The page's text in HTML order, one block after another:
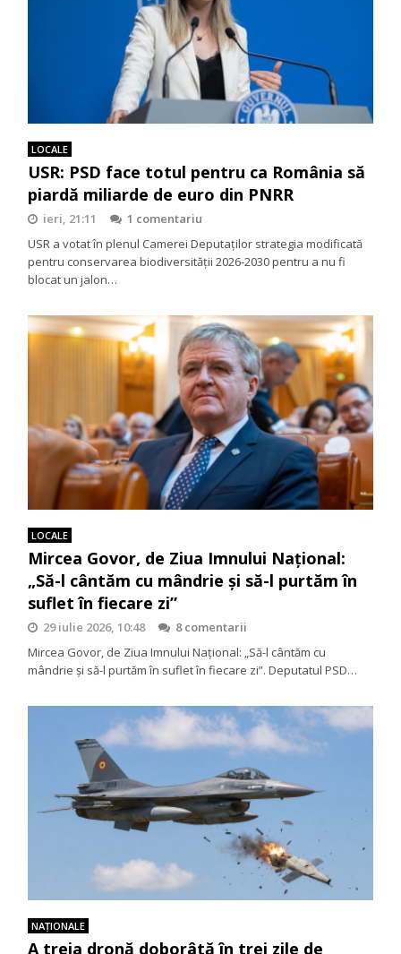
LOCALE
USR: PSD face totul pentru ca România să
piardă miliarde de euro din PNRR
ieri, 21:11
1 comentariu
USR a votat în plenul Camerei Deputaților strategia modificată
pentru conservarea biodiversității 2026-2030 pentru a nu fi
blocat un jalon…
LOCALE
Mircea Govor, de Ziua Imnului Național:
„Să-l cântăm cu mândrie și să-l purtăm în
suflet în fiecare zi”
29 iulie 2026, 10:48
8 comentarii
Mircea Govor, de Ziua Imnului Național: „Să-l cântăm cu
mândrie și să-l purtăm în suflet în fiecare zi”. Deputatul PSD…
NAŢIONALE
A treia dronă doborâtă în trei zile de